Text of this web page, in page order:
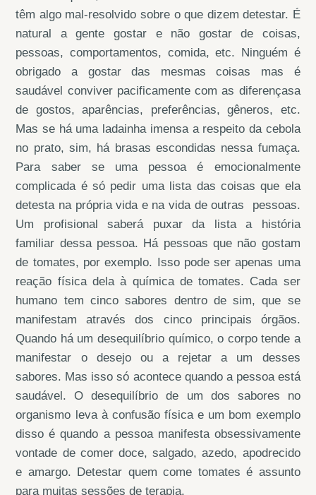
têm algo mal-resolvido sobre o que dizem detestar. É
natural a gente gostar e não gostar de coisas,
pessoas, comportamentos, comida, etc. Ninguém é
obrigado a gostar das mesmas coisas mas é
saudável conviver pacificamente com as diferençasa
de gostos, aparências, preferências, gêneros, etc.
Mas se há uma ladainha imensa a respeito da cebola
no prato, sim, há brasas escondidas nessa fumaça.
Para saber se uma pessoa é emocionalmente
complicada é só pedir uma lista das coisas que ela
detesta na própria vida e na vida de outras pessoas.
Um profisional saberá puxar da lista a história
familiar dessa pessoa. Há pessoas que não gostam
de tomates, por exemplo. Isso pode ser apenas uma
reação física dela à química de tomates. Cada ser
humano tem cinco sabores dentro de sim, que se
manifestam através dos cinco principais órgãos.
Quando há um desequilíbrio químico, o corpo tende a
manifestar o desejo ou a rejetar a um desses
sabores. Mas isso só acontece quando a pessoa está
saudável. O desequilíbrio de um dos sabores no
organismo leva à confusão física e um bom exemplo
disso é quando a pessoa manifesta obsessivamente
vontade de comer doce, salgado, azedo, apodrecido
e amargo. Detestar quem come tomates é assunto
para muitas sessões de terapia.